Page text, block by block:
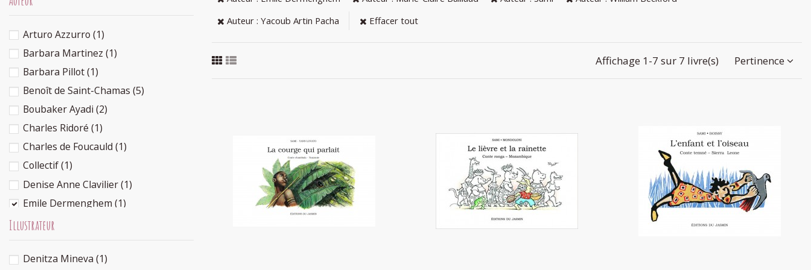
Auteur : Yacoub Artin Pacha
Effacer tout
Affichage 1-7 sur 7 livre(s) Pertinence
La courge qui parlait
6,10 €
Le lièvre et la rainette
6,10 €
L'enfant et l'oiseau
6,10 €
Arturo Azzurro (1)
Barbara Martinez (1)
Barbara Pillot(1)
Benoît de Saint-Chamas (5)
Boubaker Ayadi (2)
Charles Ridoré (1)
Charles de Foucauld (1)
Collectif(1)
Denise Anne Clavilier(1)
Emile Dermenghem (1)
Emilia Stepien
Estelle Cantala(1)
Illustrateur
Denitza Mineva (1)